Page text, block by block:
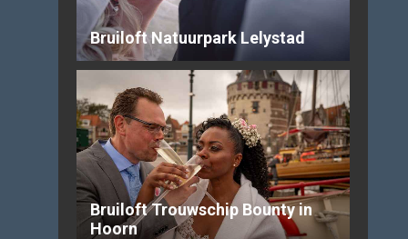
Bruiloft Natuurpark Lelystad
Bruiloft Trouwschip Bounty in
Hoorn